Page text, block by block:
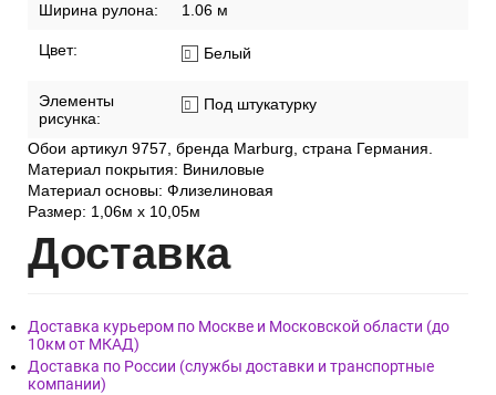
Ширина рулона: 1.06 м
Цвет: Белый
Элементы
рисунка:
Под штукатурку
Обои артикул 9757, бренда Marburg, страна Германия.
Материал покрытия: Виниловые
Материал основы: Флизелиновая
Размер: 1,06м х 10,05м
Доставка
Доставка курьером по Москве и Московской области (до
10км от МКАД)
Доставка по России (службы доставки и транспортные
компании)